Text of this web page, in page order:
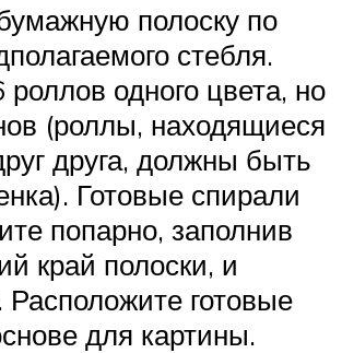
полоску по
стебля.
роллов одного цвета, но
(роллы, находящиеся
друга, должны быть
Готовые спирали
попарно, заполнив
край полоски, и
Расположите готовые
для картины.